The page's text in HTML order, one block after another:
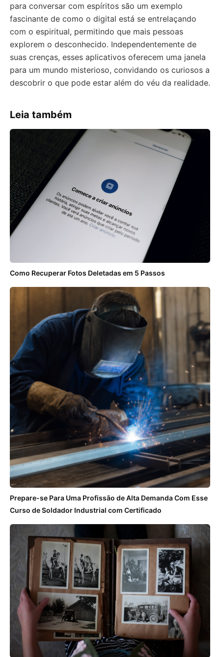
para conversar com espíritos são um exemplo
fascinante de como o digital está se entrelaçando
com o espiritual, permitindo que mais pessoas
explorem o desconhecido. Independentemente de
suas crenças, esses aplicativos oferecem uma janela
para um mundo misterioso, convidando os curiosos a
descobrir o que pode estar além do véu da realidade.
Leia também
Como Recuperar Fotos Deletadas em 5 Passos
Prepare-se Para Uma Profissão de Alta Demanda Com Esse
Curso de Soldador Industrial com Certificado